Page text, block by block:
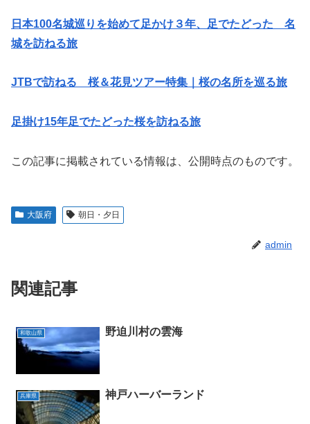
日本100名城巡りを始めて足かけ３年、足でたどった 名
城を訪ねる旅
JTBで訪ねる 桜＆花見ツアー特集｜桜の名所を巡る旅
足掛け15年足でたどった桜を訪ねる旅
この記事に掲載されている情報は、公開時点のものです。
大阪府 朝日・夕日
admin
関連記事
和歌山県 野迫川村の雲海
兵庫県 神戸ハーバーランド